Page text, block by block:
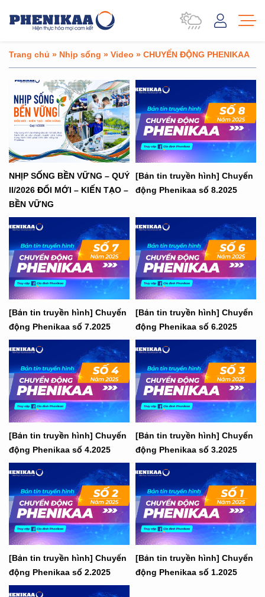
Trang chủ » Nhịp sống » Video » CHUYỂN ĐỘNG PHENIKAA
NHỊP SỐNG BỀN VỮNG – QUÝ
II/2026 ĐỔI MỚI – KIẾN TẠO –
BỀN VỮNG
[Bản tin truyền hình] Chuyển
động Phenikaa số 8.2025
[Bản tin truyền hình] Chuyển
động Phenikaa số 7.2025
[Bản tin truyền hình] Chuyển
động Phenikaa số 6.2025
[Bản tin truyền hình] Chuyển
động Phenikaa số 4.2025
[Bản tin truyền hình] Chuyển
động Phenikaa số 3.2025
[Bản tin truyền hình] Chuyển
động Phenikaa số 2.2025
[Bản tin truyền hình] Chuyển
động Phenikaa số 1.2025